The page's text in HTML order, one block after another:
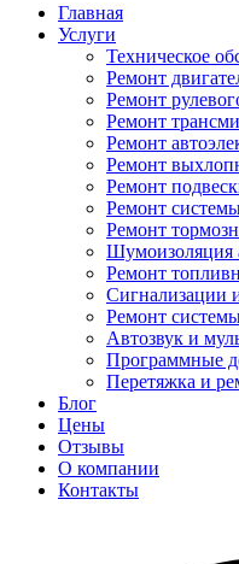
Главная
Услуги
Техническое
Ремонт
Ремонт
Ремонт
Ремонт
Ремонт
Ремонт
Ремонт
Ремонт
Шумоизоляция
Ремонт
Сигнализации
Ремонт
Автозвук и
Программные
Перетяжка и
Блог
Цены
Отзывы
О компании
Контакты